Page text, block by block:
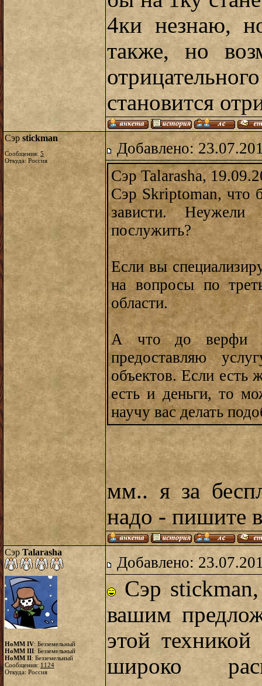
4ки незнаю,
также, но
становится
Сэр stickman
Сообщения: 5
Откуда: Россия
Добавлено:
Сэр Talarasha,
Сэр Skriptoman, что
зависти.
послужить?
Если вы
на вопросы по
области.
А что до верфи и
предоставляю
объектов. Если есть
есть и деньги, то
научу вас делать
мм.. я за
надо - пишите
Сэр Talarasha
HoMM IV: Безземельный
HoMM III: Безземельный
HoMM II: Безземельный
Сообщения: 1124
Откуда: Россия
Добавлено:
Сэр
вашим
этой техникой
широко